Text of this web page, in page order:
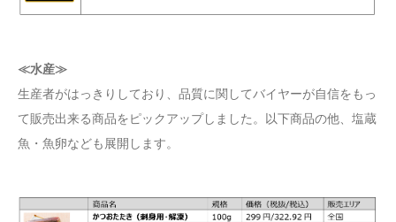
≪水産≫
生産者がはっきりしており、品質に関してバイヤーが自信をもっ
て販売出来る商品をピックアップしました。以下商品の他、塩蔵
魚・魚卵なども展開します。